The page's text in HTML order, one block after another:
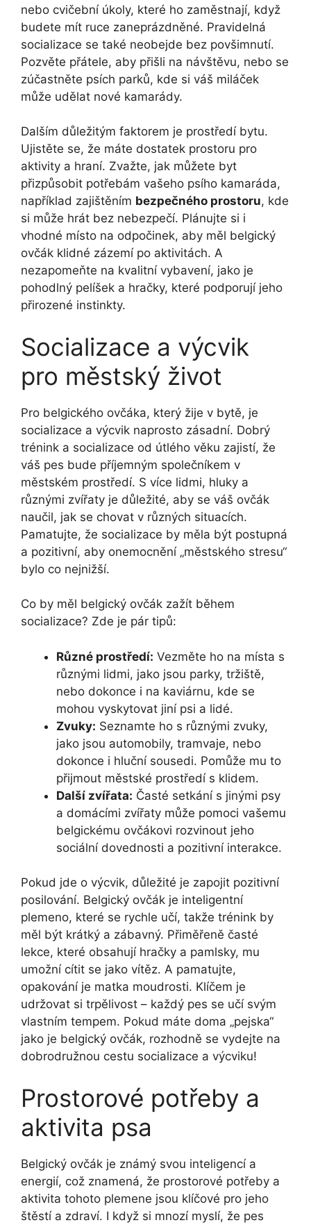
nebo cvičební úkoly, které ho zaměstnají, když
budete mít ruce zaneprázdněné. Pravidelná
socializace se také neobejde bez povšimnutí.
Pozvěte přátele, aby přišli na návštěvu, nebo se
zúčastněte psích parků, kde si váš miláček
může udělat nové kamarády.
Dalším důležitým faktorem je prostředí bytu.
Ujistěte se, že máte dostatek prostoru pro
aktivity a hraní. Zvažte, jak můžete byt
přizpůsobit potřebám vašeho psího kamaráda,
například zajištěním bezpečného prostoru, kde
si může hrát bez nebezpečí. Plánujte si i
vhodné místo na odpočinek, aby měl belgický
ovčák klidné zázemí po aktivitách. A
nezapomeňte na kvalitní vybavení, jako je
pohodlný pelíšek a hračky, které podporují jeho
přirozené instinkty.
Socializace a výcvik
pro městský život
Pro belgického ovčáka, který žije v bytě, je
socializace a výcvik naprosto zásadní. Dobrý
trénink a socializace od útlého věku zajistí, že
váš pes bude příjemným společníkem v
městském prostředí. S více lidmi, hluky a
různými zvířaty je důležité, aby se váš ovčák
naučil, jak se chovat v různých situacích.
Pamatujte, že socializace by měla být postupná
a pozitivní, aby onemocnění „městského stresu“
bylo co nejnižší.
Co by měl belgický ovčák zažít během
socializace? Zde je pár tipů:
Různé prostředí: Vezměte ho na místa s
různými lidmi, jako jsou parky, tržiště,
nebo dokonce i na kaviárnu, kde se
mohou vyskytovat jiní psi a lidé.
Zvuky: Seznamte ho s různými zvuky,
jako jsou automobily, tramvaje, nebo
dokonce i hluční sousedi. Pomůže mu to
přijmout městské prostředí s klidem.
Další zvířata: Časté setkání s jinými psy
a domácími zvířaty může pomoci vašemu
belgickému ovčákovi rozvinout jeho
sociální dovednosti a pozitivní interakce.
Pokud jde o výcvik, důležité je zapojit pozitivní
posilování. Belgický ovčák je inteligentní
plemeno, které se rychle učí, takže trénink by
měl být krátký a zábavný. Přiměřeně časté
lekce, které obsahují hračky a pamlsky, mu
umožní cítit se jako vítěz. A pamatujte,
opakování je matka moudrosti. Klíčem je
udržovat si trpělivost – každý pes se učí svým
vlastním tempem. Pokud máte doma „pejska“
jako je belgický ovčák, rozhodně se vydejte na
dobrodružnou cestu socializace a výcviku!
Prostorové potřeby a
aktivita psa
Belgický ovčák je známý svou inteligencí a
energií, což znamená, že prostorové potřeby a
aktivita tohoto plemene jsou klíčové pro jeho
štěstí a zdraví. I když si mnozí myslí, že pes